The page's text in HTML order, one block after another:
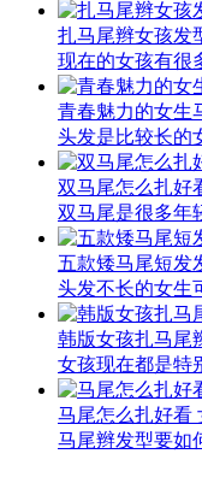
扎马尾辫女孩发
现在的女孩有很
青春魅力的女生
头发是比较长的
双马尾怎么扎好
双马尾是很多年
五款矮马尾短发
头发不长的女生
韩版女孩扎马尾
女孩现在都是特
马尾怎么扎好看
马尾辫发型要如